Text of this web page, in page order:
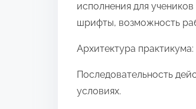
исполнения для
шрифты, возможность
Архитектура
Последовательность
условиях.